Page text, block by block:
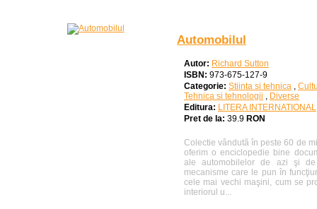
Automobilul
Autor: Richard Sutton
ISBN: 973-675-127-9
Categorie: Stiinta si tehnica ,
Tehnica si tehnologii , Diverse
Editura: LITERA INTERNATIONAL
Pret de la: 39.9 RON
Colectie vândută în peste 60 de
oferim o enciclopedie bine
ale automobilelor de azi şi
mecanisme care le pun în
cele mai vechi maşini, cum se
interiorul u...